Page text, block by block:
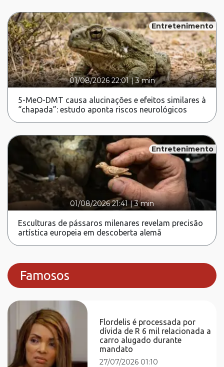
Entretenimento
01/08/2026 22:01|3 min
5-MeO-DMT causa alucinações e efeitos similares à
“chapada”: estudo aponta riscos neurológicos
Entretenimento
01/08/2026 21:41 |3 min
Esculturas de pássaros milenares revelam precisão
artística europeia em descoberta alemã
Famosos
Flordelis é processada por
dívida de R 6 mil relacionada a
carro alugado durante
mandato
27/07/2026 01:10